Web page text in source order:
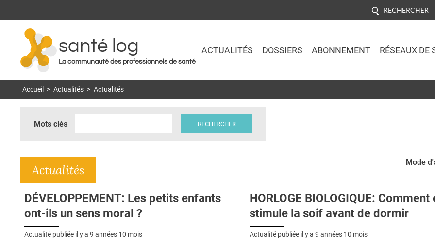
RECHERCHER
santé log
La communauté des professionnels de santé
ACTUALITÉS DOSSIERS ABONNEMENT RÉSEAUX DE
Accueil > Actualités > Actualités
Mots clés
Mode
Actualités
DÉVELOPPEMENT: Les petits enfants
ont-ils un sens moral ?
Actualité publiée il y a 9 années 10 mois
HORLOGE BIOLOGIQUE: Comment
stimule la soif avant de dormir
Actualité publiée il y a 9 années 10 mois